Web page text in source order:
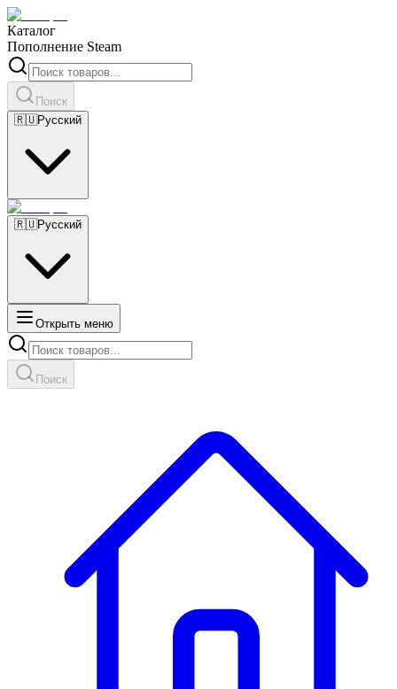
Каталог
Пополнение Steam
Поиск
🇷🇺Русский
🇷🇺Русский
Открыть меню
Поиск